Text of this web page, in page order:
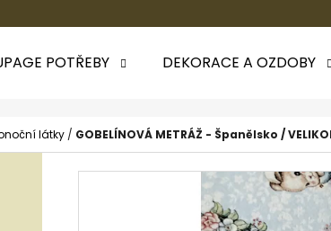
POTŘEBY DEKORACE A OZDOBY
látky / GOBELÍNOVÁ METRÁŽ - Španělsko /